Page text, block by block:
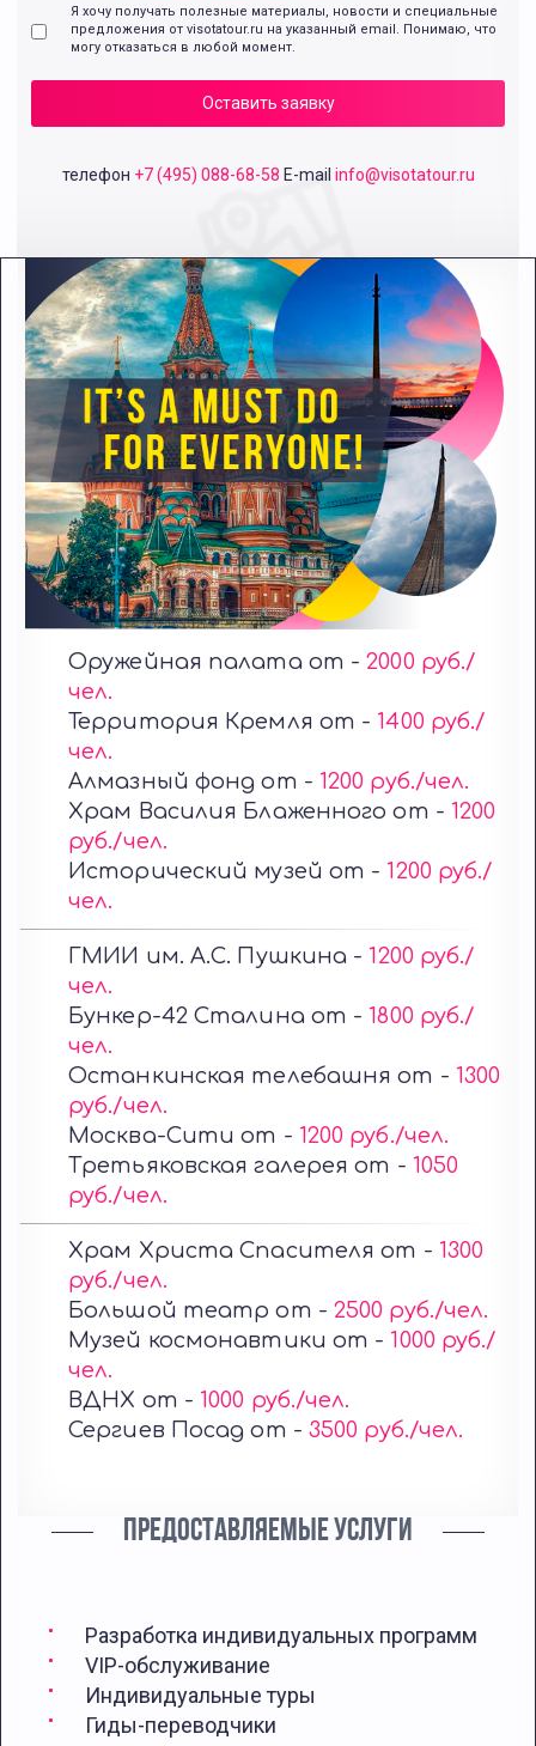
Я хочу получать полезные материалы, новости и специальные
предложения от visotatour.ru на указанный email. Понимаю, что
могу отказаться в любой момент.
Оставить заявку
телефон +7 (495) 088-68-58 E-mail info@visotatour.ru
Оружейная палата от -2000 руб./
чел.
Территория Кремля от - 1400 руб./
чел.
Алмазный фонд от - 1200 руб./чел.
Храм Василия Блаженного от - 1200
руб./чел.
Исторический музей от - 1200 руб./
чел.
ГМИИ им. А.С. Пушкина - 1200 руб./
чел.
Бункер-42 Сталина от - 1800 руб./
чел.
Останкинская телебашня от - 1300
руб./чел.
Москва-Сити от - 1200 руб./чел.
Третьяковская галерея от - 1050
руб./чел.
Храм Христа Спасителя от - 1300
руб./чел.
Большой театр от - 2500 руб./чел.
Музей космонавтики от - 1000 руб./
чел.
ВДНХ от - 1000 руб./чел.
Сергиев Посад от - 3500 руб./чел.
ПРЕДОСТАВЛЯЕМЫЕ УСЛУГИ
Разработка индивидуальных программ
VIP-обслуживание
Индивидуальные туры
Гиды-переводчики